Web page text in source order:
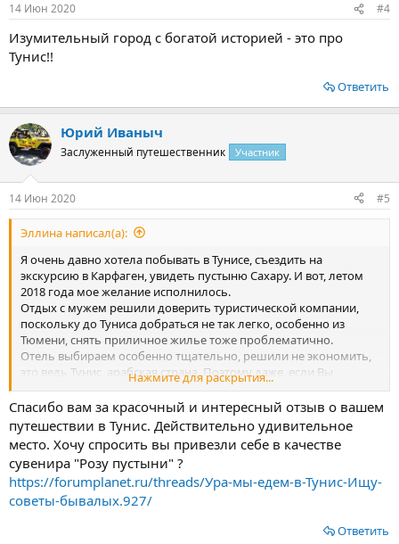
14 Июн 2020 #4
Изумительный город с богатой историей - это про
Тунис!!
Ответить
Юрий Иваныч
Заслуженный путешественник Участник
14 Июн 2020 #5
Эллина написал(а):
Я очень давно хотела побывать в Тунисе, съездить на
экскурсию в Карфаген, увидеть пустыню Сахару. И вот, летом
2018 года мое желание исполнилось.
Отдых с мужем решили доверить туристической компании,
поскольку до Туниса добраться не так легко, особенно из
Тюмени, снять приличное жилье тоже проблематично.
Отель выбираем особенно тщательно, решили не экономить,
это ведь Тунис, арабская страна. Поэтому даже, если Вы
выбираете отель 4 звезды, то, не факт, что он будет
соответствовать Вашим ожиданиям. Еще у отелей в Тунисе есть
свои собственные отельные пляжи, это большой плюс, потому
что городские пляжи Туниса грязные, да и Вам вряд ли
захочется купаться и загорать с местными жителями. Честно,
выбирали мы долго, читали отзывы, рассматривали
месторасположение отеля, сравнивали цены и, наконец,
выбрали 5-ти звездочный отель MOVENPICK RESORT & MARINE
ее предлагают, практически, все отели. Этот отель предлагает
Нажмите для раскрытия...
Спасибо вам за красочный и интересный отзыв о вашем
путешествии в Тунис. Действительно удивительное
место. Хочу спросить вы привезли себе в качестве
сувенира "Розу пустыни" ?
https://forumplanet.ru/threads/Ура-мы-едем-в-Тунис-Ищу-
советы-бывалых.927/
Ответить